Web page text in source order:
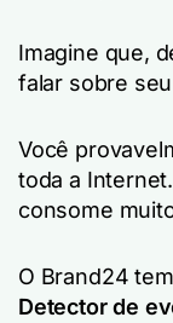
Imagine que,
falar sobre
Você
toda a
consome
O Brand24
Detector de